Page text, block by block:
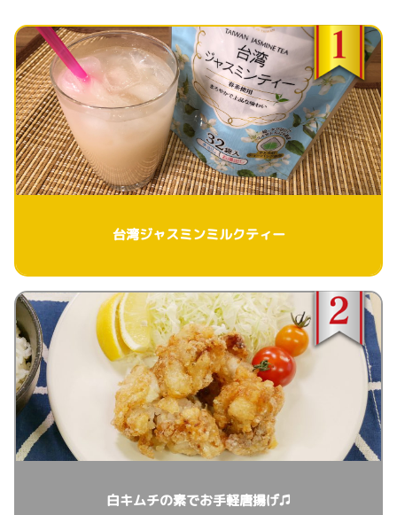
台湾ジャスミンミルクティー
白キムチの素でお手軽唐揚げ♫